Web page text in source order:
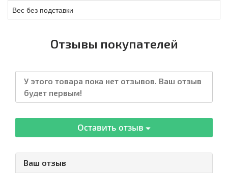
Вес без подставки
Отзывы покупателей
У этого товара пока нет отзывов. Ваш отзыв
будет первым!
Оставить отзыв
Ваш отзыв